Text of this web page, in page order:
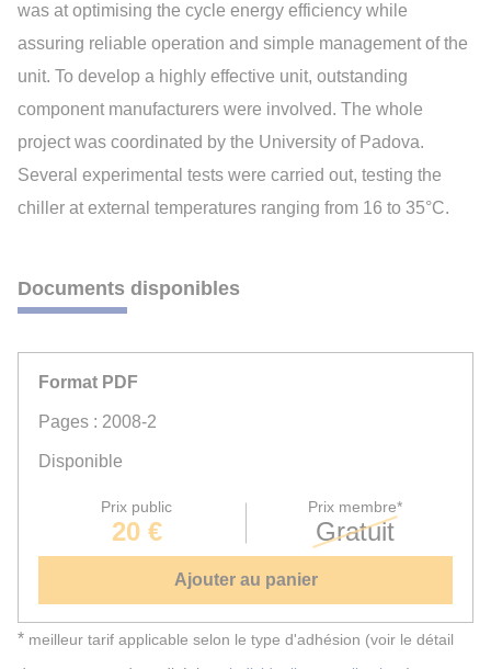
was at optimising the cycle energy efficiency while
assuring reliable operation and simple management of the
unit. To develop a highly effective unit, outstanding
component manufacturers were involved. The whole
project was coordinated by the University of Padova.
Several experimental tests were carried out, testing the
chiller at external temperatures ranging from 16 to 35°C.
Documents disponibles
Format PDF
Pages : 2008-2
Disponible
Prix public
20 €
Prix membre*
Gratuit
Ajouter au panier
* meilleur tarif applicable selon le type d'adhésion (voir le détail